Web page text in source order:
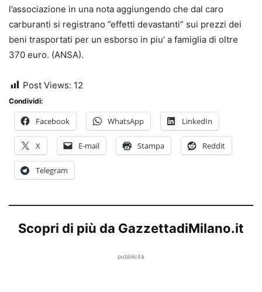
l’associazione in una nota aggiungendo che dal caro
carburanti si registrano ”effetti devastanti” sui prezzi dei
beni trasportati per un esborso in piu’ a famiglia di oltre
370 euro. (ANSA).
Post Views: 12
Condividi:
Facebook WhatsApp LinkedIn
X E-mail Stampa Reddit
Telegram
Scopri di più da GazzettadiMilano.it
pubblicità